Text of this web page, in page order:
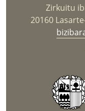
Zirkuitu
20160